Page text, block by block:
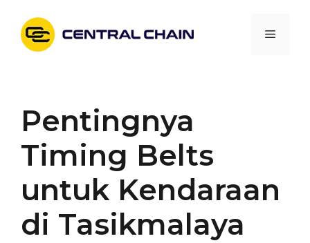
content
Menu
Pentingnya
Timing Belts
untuk Kendaraan
di Tasikmalaya